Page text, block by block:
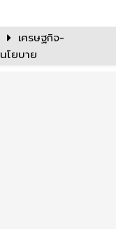
เศรษฐกิจ-
นโยบาย